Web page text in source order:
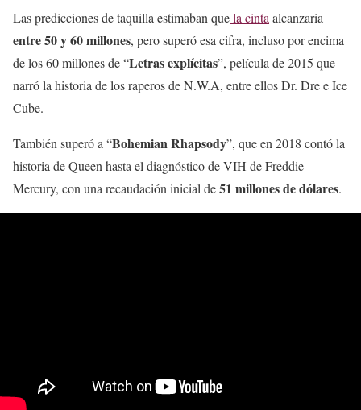
Las predicciones de taquilla estimaban quela cinta alcanzaría
entre 50 y 60 millones, pero superó esa cifra, incluso por encima
de los 60 millones de “Letras explícitas”, película de 2015 que
narró la historia de los raperos de N.W.A, entre ellos Dr. Dre e Ice
Cube.
También superó a “Bohemian Rhapsody”, que en 2018 contó la
historia de Queen hasta el diagnóstico de VIH de Freddie
Mercury, con una recaudación inicial de51 millones de dólares.